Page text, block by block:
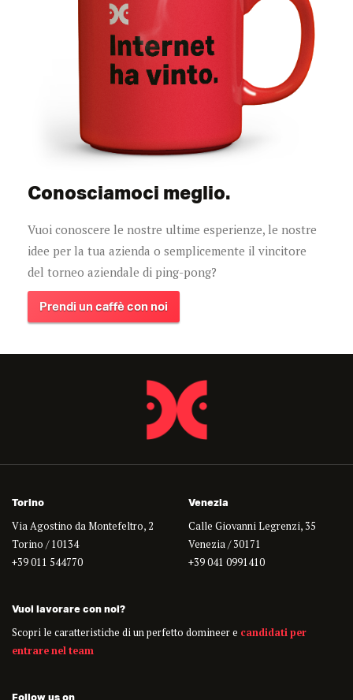
Conosciamoci meglio.
Vuoi conoscere le nostre ultime esperienze, le nostre
idee per la tua azienda o semplicemente il vincitore
del torneo aziendale di ping-pong?
Prendi un caffè con noi
Torino
Via Agostino da Montefeltro, 2
Torino / 10134
+39 011 544770
Venezia
Calle Giovanni Legrenzi, 35
Venezia / 30171
+39 041 0991410
Vuoi lavorare con noi?
Scopri le caratteristiche di un perfetto domineer e candidati per
entrare nel team
Follow us on